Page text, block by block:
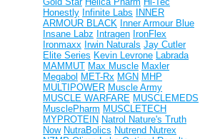
Honestly Infinite Labs
INNER
ARMOUR BLACK Inner Armour Blue
Insane Labz Intragen IronFlex
Ironmaxx Irwin Naturals Jay Cutler
Elite Series Kevin Levrone Labrada
MAMMUT Max Muscle Maxler
Megabol MET-Rx MGN MHP
MULTIPOWER Muscle Army
MUSCLE WARFARE MUSCLEMEDS
MusclePharm MUSCLETECH
MYPROTEIN Natrol Nature's Truth
Now NutraBolics Nutrend Nutrex